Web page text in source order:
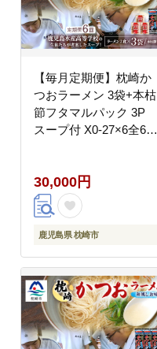
【毎月定期便】枕崎か
つおラーメン 3袋+本枯
節フタマルパック 3P
スープ付 X0-27×6全6回
30,000円
鹿児島県 枕崎市